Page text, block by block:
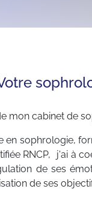
mon cabinet de
en sophrologie,
RNCP, j'ai à
de ses
de ses